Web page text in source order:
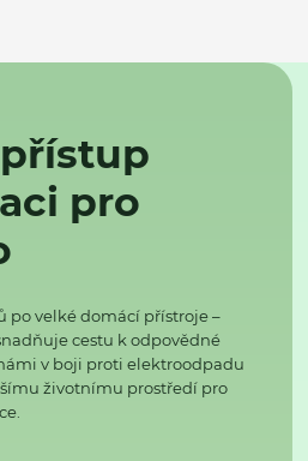
pro
po velké domácí přístroje –
cestu k odpovědné
v boji proti elektroodpadu
životnímu prostředí pro